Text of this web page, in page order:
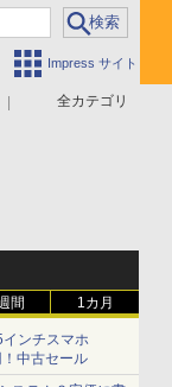
Impress サイト
全カテゴリ
間 1カ月
ンチスマホ
！中古セール